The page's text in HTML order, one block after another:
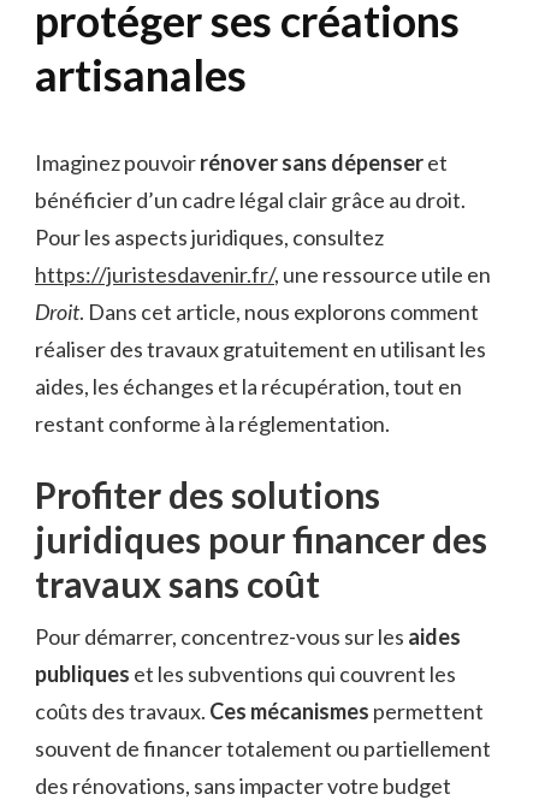
protéger ses créations
artisanales
Imaginez pouvoirrénover sans dépenseret
bénéficier d’un cadre légal clair grâce au droit.
Pour les aspects juridiques, consultez
https://juristesdavenir.fr/, une ressource utile en
Droit. Dans cet article, nous explorons comment
réaliser des travaux gratuitement en utilisant les
aides, les échanges et la récupération, tout en
restant conforme à la réglementation.
Profiter des solutions
juridiques pour financer des
travaux sans coût
Pour démarrer, concentrez-vous sur les aides
publiques et les subventions qui couvrent les
coûts des travaux. Ces mécanismes permettent
souvent de financer totalement ou partiellement
des rénovations, sans impacter votre budget